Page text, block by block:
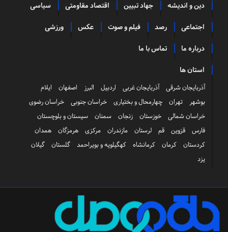
دین و اندیشه جهاد تبیین اقتصاد مقاومتی سیاسی
اجتماعی رصد فیلم و صوت عکس ورزشی
درباره ما تماس با ما
استان ها
آذربایجان شرقی آذربایجان غربی اردبیل البرز اصفهان
ایلام
بوشهر
تهران چهارمحال و بختیاری خراسان جنوبی
خراسان رضوی
خراسان شمالی
خوزستان زنجان سمنان
سیستان و بلوچستان
فارس
قزوین قم لرستان مازندران مرکزی هرمزگان
همدان
کردستان
کرمان کرمانشاه کهگیلویه و بویراحمد گلستان
گیلان
یزد